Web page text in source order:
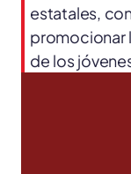
estatales,
promocionar
de los